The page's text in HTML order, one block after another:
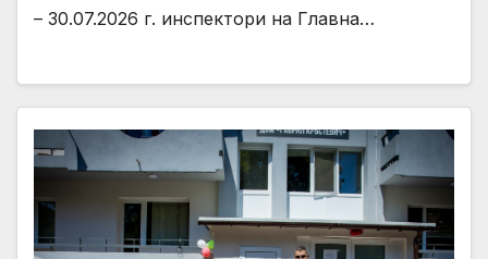
– 30.07.2026 г. инспектори на Главна…